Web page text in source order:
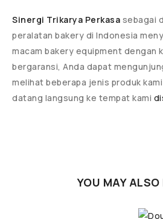
Sinergi Trikarya Perkasa sebagai
peralatan bakery di Indonesia
macam bakery equipment dengan
bergaransi, Anda dapat
melihat beberapa jenis produk
datang langsung ke tempat kami
YOU MAY ALSO